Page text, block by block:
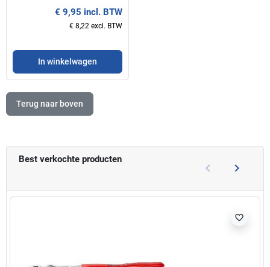
Best verkochte producten
Vorige
keyboard_arrow_left keyboard_arrow_right
favorite_border
€ 9,95 incl. BTW
€ 8,22 excl. BTW
In winkelwagen
Terug naar boven